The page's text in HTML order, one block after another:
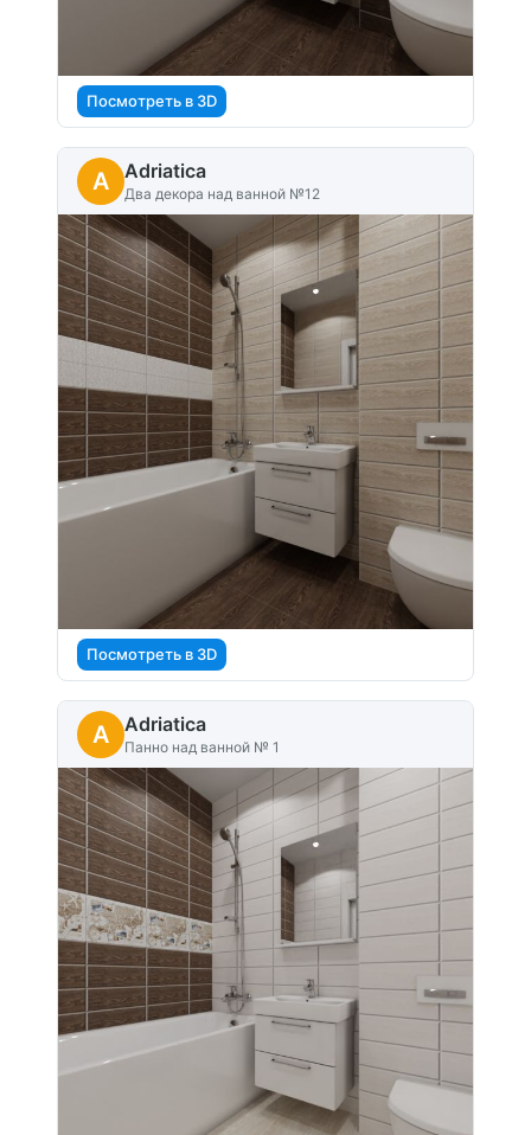
Посмотреть в 3D
A Adriatica
Два декора над ванной №12
Посмотреть в 3D
A Adriatica
Панно над ванной № 1